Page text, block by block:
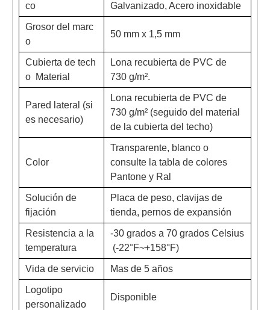
co
Galvanizado, Acero inoxidable
Grosor del marc
o
50 mm x 1,5 mm
Cubierta de tech
o Material
Lona recubierta de PVC de
730 g/m².
Pared lateral (si
es necesario)
Lona recubierta de PVC de
730 g/m² (seguido del material
de la cubierta del techo)
Color
Transparente, blanco o
consulte la tabla de colores
Pantone y Ral
Solución de
fijación
Placa de peso, clavijas de
tienda, pernos de expansión
Resistencia a la
temperatura
-30 grados a 70 grados Celsius
(-22°F~+158°F)
Vida de servicio Mas de 5 años
Logotipo
personalizado
Disponible